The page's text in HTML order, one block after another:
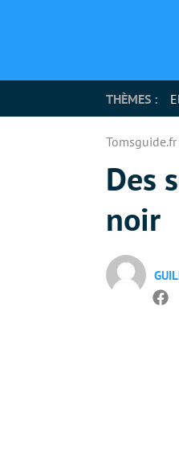
THÈMES :
Tomsguide.fr
Des
noir